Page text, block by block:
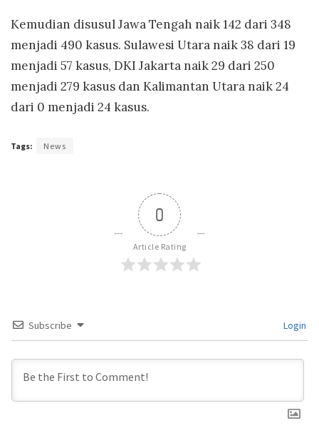
Kemudian disusul Jawa Tengah naik 142 dari 348
menjadi 490 kasus. Sulawesi Utara naik 38 dari 19
menjadi 57 kasus, DKI Jakarta naik 29 dari 250
menjadi 279 kasus dan Kalimantan Utara naik 24
dari 0 menjadi 24 kasus.
Tags: News
0
Article Rating
Subscribe Login